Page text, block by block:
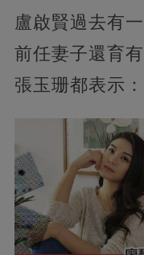
盧啟賢過去有
前任妻子還育
張玉珊都表示